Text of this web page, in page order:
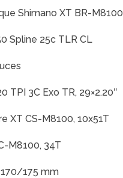
Shimano XT BR-M8100
Spline 25c TLR CL
TPI 3C Exo TR, 29×2.20″
XT CS-M8100, 10x51T
M8100, 34T
170/175 mm